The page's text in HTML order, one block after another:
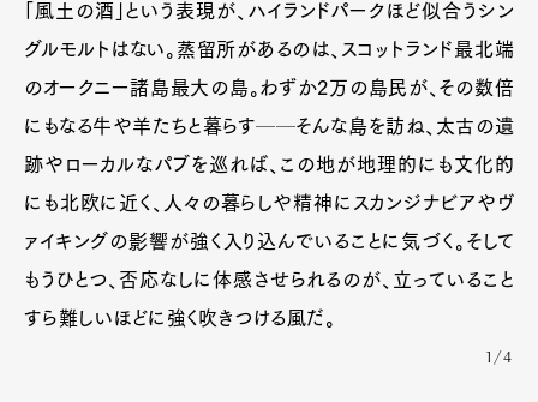
Art&DesignWatchFashion
Gourmet
Cars
ProductCultureLifestyle
Pen Membership
Magazine
Official Columnist
Contact
「風土の酒」という表現が、ハイランドパークほど似合うシン
グルモルトはない。蒸留所があるのは、スコットランド最北端
のオークニー諸島最大の島。わずか2万の島民が、その数倍
にもなる牛や羊たちと暮らす──そんな島を訪ね、太古の遺
跡やローカルなパブを巡れば、この地が地理的にも文化的
にも北欧に近く、人々の暮らしや精神にスカンジナビアやヴ
ァイキングの影響が強く入り込んでいることに気づく。そして
もうひとつ、否応なしに体感させられるのが、立っていること
すら難しいほどに強く吹きつける風だ。
1/4